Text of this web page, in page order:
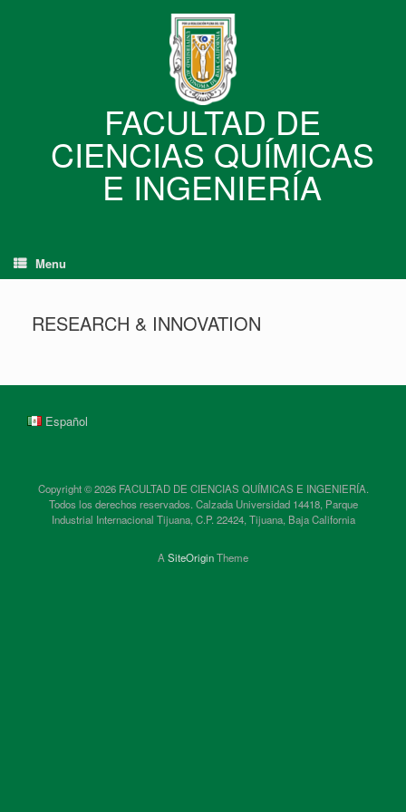
FACULTAD DE
CIENCIAS QUÍMICAS
E INGENIERÍA
Menu
RESEARCH & INNOVATION
Español
Copyright © 2026 FACULTAD DE CIENCIAS QUÍMICAS E INGENIERÍA.
Todos los derechos reservados. Calzada Universidad 14418, Parque
Industrial Internacional Tijuana, C.P. 22424, Tijuana, Baja California
A SiteOriginTheme